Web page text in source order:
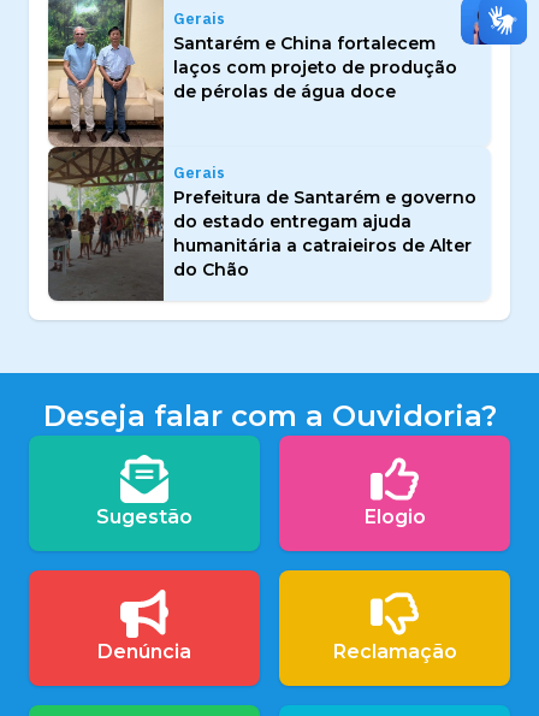
Gerais
Santarém e China fortalecem
laços com projeto de produção
de pérolas de água doce
Gerais
Prefeitura de Santarém e governo
do estado entregam ajuda
humanitária a catraieiros de Alter
do Chão
Deseja falar com a Ouvidoria?
Sugestão Elogio
Denúncia Reclamação